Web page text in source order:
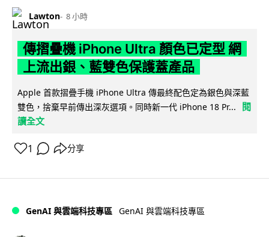
Lawton 8 小時
傳摺疊機 iPhone Ultra 顏色已定型 網
上流出銀、藍雙色保護蓋產品
Apple 首款摺疊手機 iPhone Ultra 傳最終配色定為銀色與深藍
雙色，捨棄早前傳出深灰選項。同時新一代 iPhone 18 Pr...
閱
讀全文
1 分享
GenAI 與雲端科技專區 GenAI 與雲端科技專區